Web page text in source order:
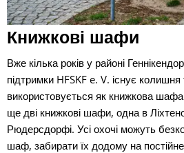
Книжкові шафи
Вже кілька років у районі
підтримки HFSKF e. V. існує
використовується як книжкова
ще дві книжкові шафи, одна в
Рюдерсдорфі. Усі охочі можуть
шаф, забирати їх додому на